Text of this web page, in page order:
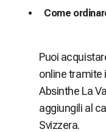
Come
Puoi
online tramite
Absinthe La
aggiungili al
Svizzera.